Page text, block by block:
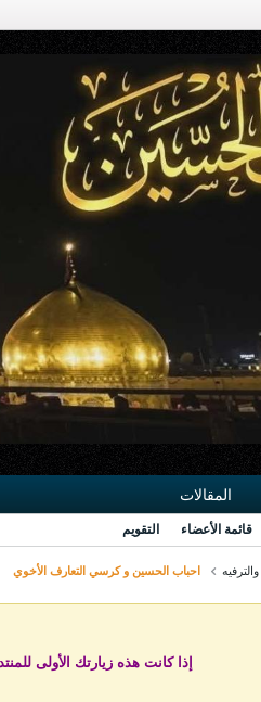
المقالات
قائمة الأعضاء التقويم
احباب الحسين و كرسي التعارف الأخوي
إذا كانت هذه زيارتك الأولى